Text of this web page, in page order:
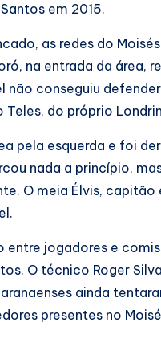
em 2015.
as redes do
na entrada da área,
não conseguiu
do próprio
pela esquerda e foi
nada a princípio,
O meia Élvis,
jogadores e
O técnico Roger
ainda
presentes no